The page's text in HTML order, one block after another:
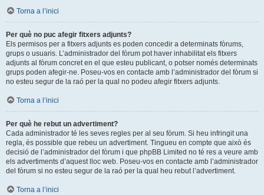
Torna a l’inici
Per què no puc afegir fitxers adjunts?
Els permisos per a fitxers adjunts es poden concedir a determinats fòrums,
grups o usuaris. L’administrador del fòrum pot haver inhabilitat els fitxers
adjunts al fòrum concret en el que esteu publicant, o potser només determinats
grups poden afegir-ne. Poseu-vos en contacte amb l’administrador del fòrum si
no esteu segur de la raó per la qual no podeu afegir fitxers adjunts.
Torna a l’inici
Per què he rebut un advertiment?
Cada administrador té les seves regles per al seu fòrum. Si heu infringit una
regla, és possible que rebeu un advertiment. Tingueu en compte que això és
decisió de l’administrador del fòrum i que phpBB Limited no té res a veure amb
els advertiments d’aquest lloc web. Poseu-vos en contacte amb l’administrador
del fòrum si no esteu segur de la raó per la qual heu rebut l’advertiment.
Torna a l’inici